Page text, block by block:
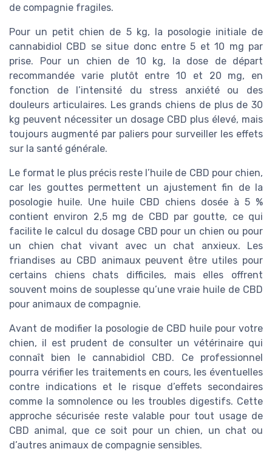
de compagnie fragiles.
Pour un petit chien de 5 kg, la posologie initiale de
cannabidiol CBD se situe donc entre 5 et 10 mg par
prise. Pour un chien de 10 kg, la dose de départ
recommandée varie plutôt entre 10 et 20 mg, en
fonction de l’intensité du stress anxiété ou des
douleurs articulaires. Les grands chiens de plus de 30
kg peuvent nécessiter un dosage CBD plus élevé, mais
toujours augmenté par paliers pour surveiller les effets
sur la santé générale.
Le format le plus précis reste l’huile de CBD pour chien,
car les gouttes permettent un ajustement fin de la
posologie huile. Une huile CBD chiens dosée à 5 %
contient environ 2,5 mg de CBD par goutte, ce qui
facilite le calcul du dosage CBD pour un chien ou pour
un chien chat vivant avec un chat anxieux. Les
friandises au CBD animaux peuvent être utiles pour
certains chiens chats difficiles, mais elles offrent
souvent moins de souplesse qu’une vraie huile de CBD
pour animaux de compagnie.
Avant de modifier la posologie de CBD huile pour votre
chien, il est prudent de consulter un vétérinaire qui
connaît bien le cannabidiol CBD. Ce professionnel
pourra vérifier les traitements en cours, les éventuelles
contre indications et le risque d’effets secondaires
comme la somnolence ou les troubles digestifs. Cette
approche sécurisée reste valable pour tout usage de
CBD animal, que ce soit pour un chien, un chat ou
d’autres animaux de compagnie sensibles.